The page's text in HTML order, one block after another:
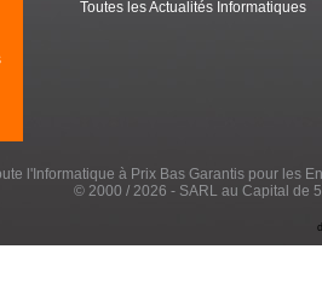
Toutes les Actualités Informatiques
l'Informatique à Prix Bas Garantis pour les
© 2000 / 2026 - SARL au Capital de